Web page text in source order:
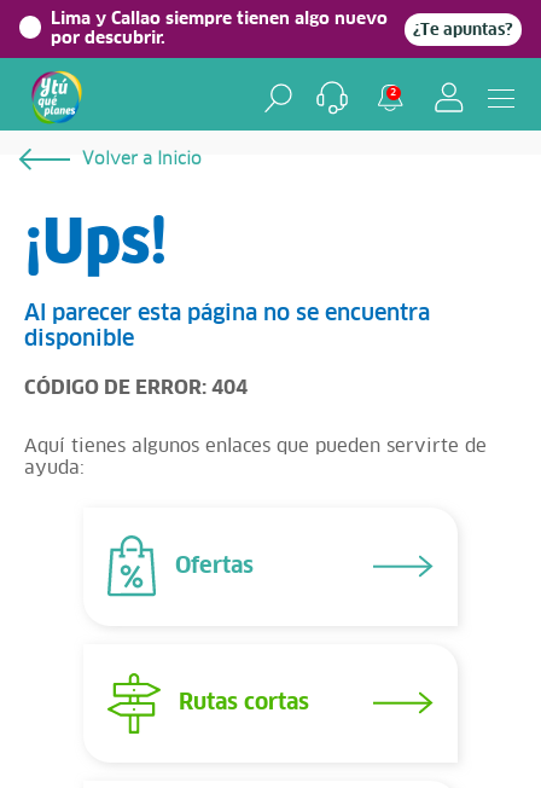
Lima y Callao siempre tienen algo nuevo
por descubrir.
¿Te apuntas?
2
Volver a Inicio
¡Ups!
Al parecer esta página no se encuentra
disponible
CÓDIGO DE ERROR: 404
Aquí tienes algunos enlaces que pueden servirte de
ayuda:
Ofertas
Rutas cortas